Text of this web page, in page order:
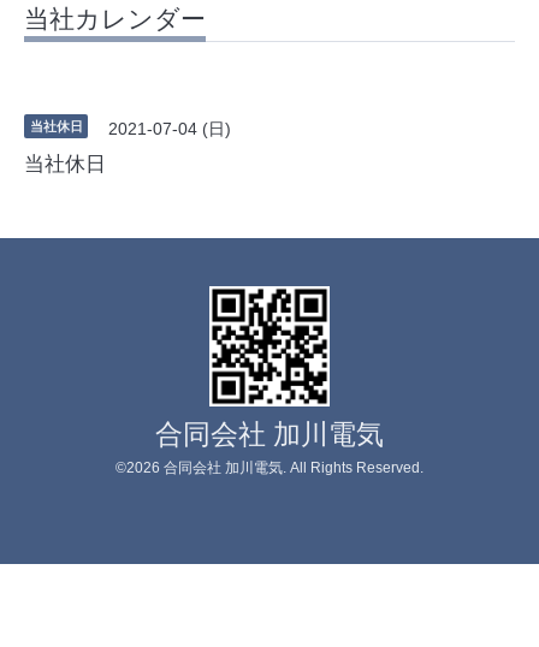
当社カレンダー
当社休日 2021-07-04 (日)
当社休日
合同会社 加川電気
©2026 合同会社 加川電気 . All Rights Reserved.